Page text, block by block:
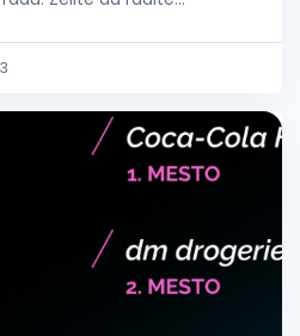
3